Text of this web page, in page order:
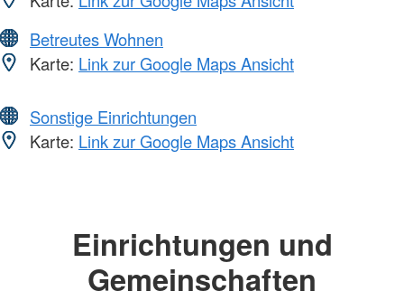
Betreutes Wohnen
Karte: Link zur Google Maps Ansicht
Sonstige Einrichtungen
Karte: Link zur Google Maps Ansicht
Einrichtungen und
Gemeinschaften